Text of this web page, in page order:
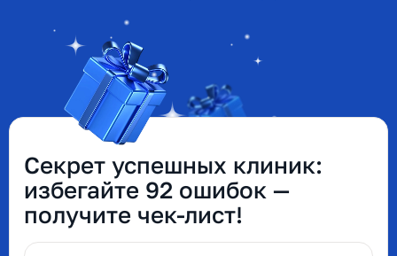
Секрет успешных клиник:
избегайте 92 ошибок —
получите чек-лист!